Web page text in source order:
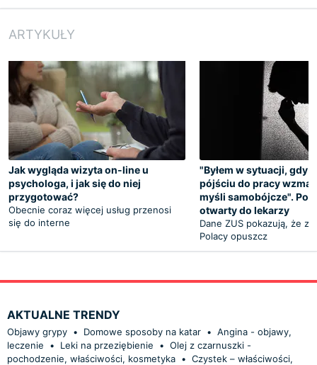
ARTYKUŁY
Jak wygląda wizyta on-line u
psychologa, i jak się do niej
przygotować?
Obecnie coraz więcej usług przenosi
się do interne
"Byłem w sytuacji, gdy
pójściu do pracy
myśli samobójcze".
otwarty do lekarzy
Dane ZUS pokazują, że z
Polacy opuszcz
AKTUALNE TRENDY
Objawy grypy • Domowe sposoby na katar • Angina - objawy,
leczenie
• Leki na przeziębienie • Olej z czarnuszki -
pochodzenie, właściwości, kosmetyka • Czystek – właściwości,